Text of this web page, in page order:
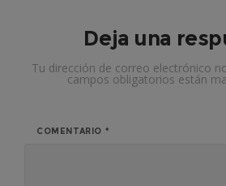
Deja una
Tu dirección de correo electrónico
campos obligatorios están
COMENTARIO *